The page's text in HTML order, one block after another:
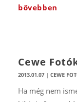
bővebben
Cewe
2013.01.07| CEWE
Ha még nem